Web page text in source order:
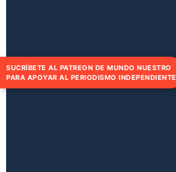
SUCRÍBETE AL PATREON DE MUNDO NUESTRO
PARA APOYAR AL PERIODISMO INDEPENDIENTE